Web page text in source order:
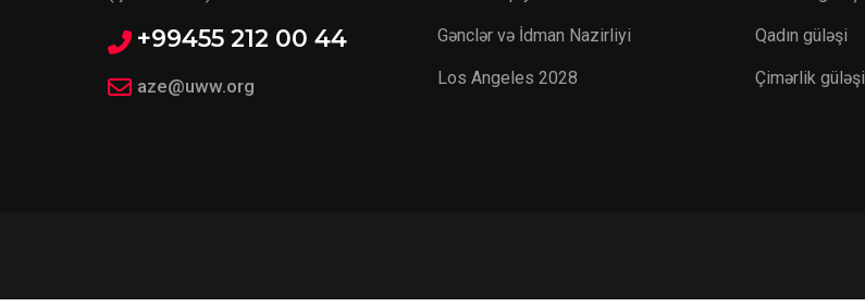
+99455 212 00 44
aze@uww.org
Gənclər və İdman Nazirliyi
Los Angeles 2028
Qadın güləşi
Çimərlik güləşi